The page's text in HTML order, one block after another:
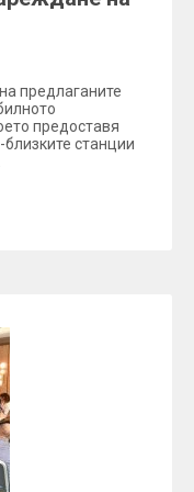
предлаганите
предоставя
станции